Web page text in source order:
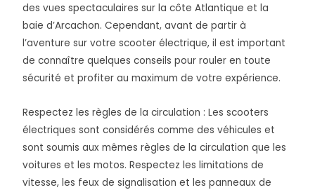
des vues spectaculaires sur la côte Atlantique et la
baie d’Arcachon. Cependant, avant de partir à
l’aventure sur votre scooter électrique, il est important
de connaître quelques conseils pour rouler en toute
sécurité et profiter au maximum de votre expérience.
Respectez les règles de la circulation : Les scooters
électriques sont considérés comme des véhicules et
sont soumis aux mêmes règles de la circulation que les
voitures et les motos. Respectez les limitations de
vitesse, les feux de signalisation et les panneaux de